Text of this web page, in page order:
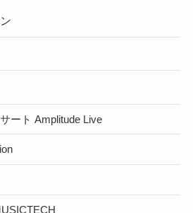
ート Amplitude Live